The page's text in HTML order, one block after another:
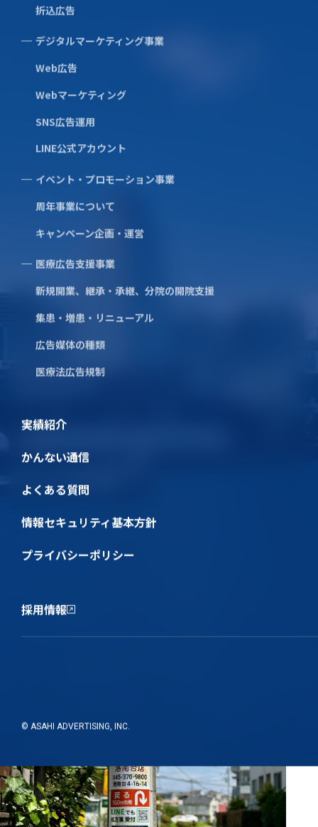
折込広告
デジタルマーケティング事業
Web広告
Webマーケティング
SNS広告運用
LINE公式アカウント
イベント・プロモーション事業
周年事業について
キャンペーン企画・運営
医療広告支援事業
新規開業、継承・承継、分院の開院支援
集患・増患・リニューアル
広告媒体の種類
医療法広告規制
実績紹介
かんない通信
よくある質問
情報セキュリティ基本方針
プライバシーポリシー
採用情報
© ASAHI ADVERTISING, INC.
類似実績
はな・らぎ薬局 様
静岡県
医業
支援種別 電柱広告